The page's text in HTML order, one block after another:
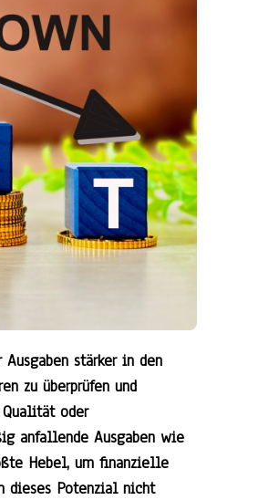
stärker in den
zu überprüfen und
oder
anfallende Ausgaben wie
Hebel, um finanzielle
dieses Potenzial nicht